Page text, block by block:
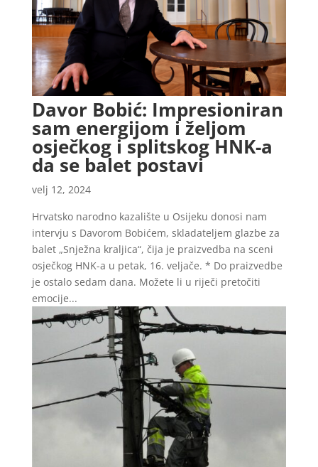
Davor Bobić: Impresioniran
sam energijom i željom
osječkog i splitskog HNK-a
da se balet postavi
velj 12, 2024
Hrvatsko narodno kazalište u Osijeku donosi nam
intervju s Davorom Bobićem, skladateljem glazbe za
balet „Snježna kraljica“, čija je praizvedba na sceni
osječkog HNK-a u petak, 16. veljače. * Do praizvedbe
je ostalo sedam dana. Možete li u riječi pretočiti
emocije...